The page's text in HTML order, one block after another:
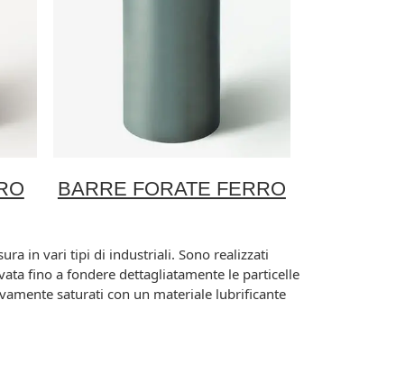
BARRE FORATE FERRO
in vari tipi di industriali. Sono realizzati
fino a fondere dettagliatamente le particelle
saturati con un materiale lubrificante